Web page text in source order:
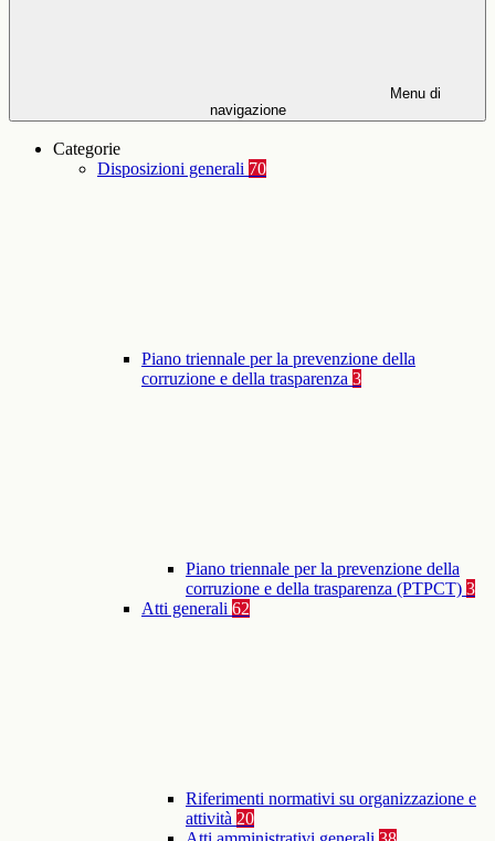
Menu di
navigazione
Categorie
Disposizioni generali 70
Piano triennale per la prevenzione della
corruzione e della trasparenza 3
Piano triennale per la prevenzione della
corruzione e della trasparenza (PTPCT) 3
Atti generali 62
Riferimenti normativi su organizzazione e
attività 20